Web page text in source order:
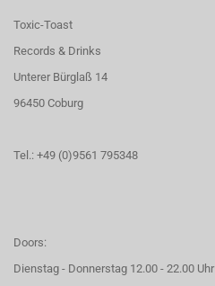
Toxic-Toast
Records & Drinks
Unterer Bürglaß 14
96450 Coburg
Tel.: +49 (0)9561 795348
Doors:
Dienstag - Donnerstag 12.00 - 22.00 Uhr